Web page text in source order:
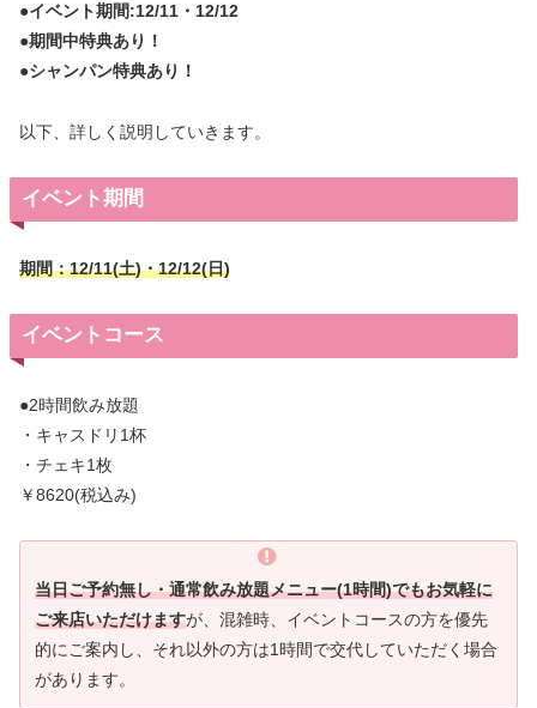
●イベント期間:12/11・12/12
●期間中特典あり！
●シャンパン特典あり！
以下、詳しく説明していきます。
イベント期間
期間：12/11(土)・12/12(日)
イベントコース
●2時間飲み放題
・キャスドリ1杯
・チェキ1枚
￥8620(税込み)
当日ご予約無し・通常飲み放題メニュー(1時間)でもお気軽に
ご来店いただけますが、混雑時、イベントコースの方を優先
的にご案内し、それ以外の方は1時間で交代していただく場合
があります。